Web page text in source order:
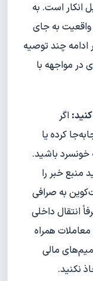
انکار است. به
واقعیت به جای
ادامه چند توصیه
در مواجهه با
اگر
کرده یا
خونسرد باشید.
خبر را
به صرافی
انتقال داخلی
همراه
مالی
نکنید.